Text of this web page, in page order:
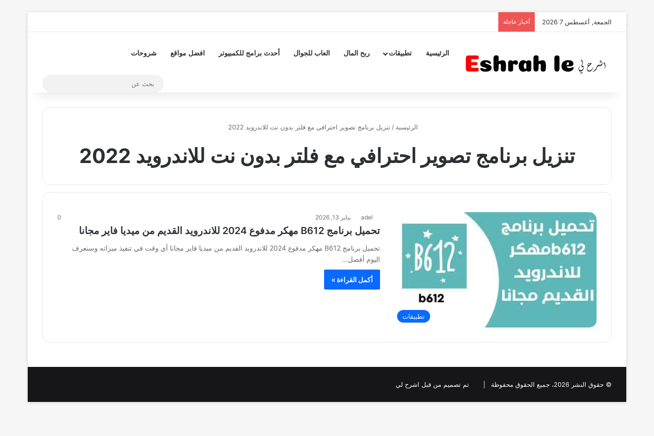
الجمعة, أغسطس 7 2026 أخبار عاجلة
الرئيسية تطبيقات ربح المال العاب للجوال أحدث برامج للكمبيوتر افضل مواقع شروحات
الرئيسية / تنزيل برنامج تصوير احترافي مع فلتر بدون نت للاندرويد 2022
تنزيل برنامج تصوير احترافي مع فلتر بدون نت للاندرويد 2022
تطبيقات
adel يناير 13, 2026 0
تحميل برنامج B612 مهكر مدفوع 2024 للاندرويد القديم من ميديا فاير مجانا
تحميل برنامج B612 مهكر مدفوع 2024 للاندرويد القديم من ميديا فاير مجانا أي وقت في تنفيذ ميزاته وسنعرف
اليوم أفضل…
أكمل القراءة »
© حقوق النشر 2026، جميع الحقوق محفوظة | تم تصميم من قبل اشرح لي